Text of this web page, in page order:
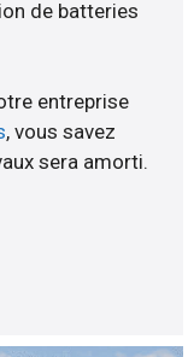
de batteries
entreprise
, vous savez
sera amorti.